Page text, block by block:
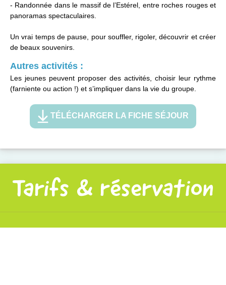
- Randonnée dans le massif de l’Estérel, entre roches rouges et
panoramas spectaculaires.
Un vrai temps de pause, pour souffler, rigoler, découvrir et créer
de beaux souvenirs.
Autres activités :
Les jeunes peuvent proposer des activités, choisir leur rythme
(farniente ou action !) et s’impliquer dans la vie du groupe.
TÉLÉCHARGER LA FICHE SÉJOUR
Tarifs & réservation